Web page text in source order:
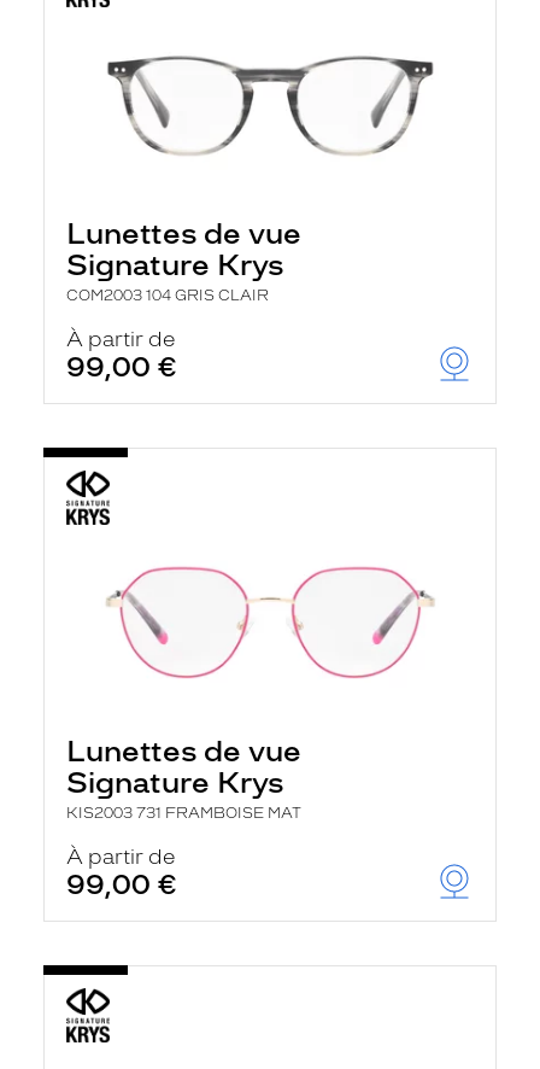
Lunettes de vue
Signature Krys
COM2003 104 GRIS CLAIR
À partir de
99,00 €
Lunettes de vue
Signature Krys
KIS2003 731 FRAMBOISE MAT
À partir de
99,00 €